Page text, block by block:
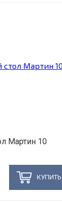
Мартин 10
КУПИТЬ